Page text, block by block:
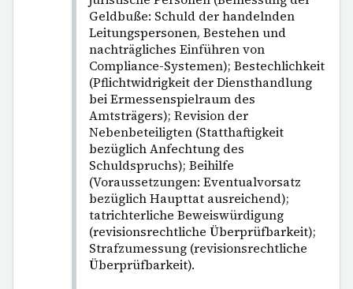
Geldbuße: Schuld der handelnden
Leitungspersonen, Bestehen und
nachträgliches Einführen von
Compliance-Systemen); Bestechlichkeit
(Pflichtwidrigkeit der Diensthandlung
bei Ermessenspielraum des
Amtsträgers); Revision der
Nebenbeteiligten (Statthaftigkeit
bezüglich Anfechtung des
Schuldspruchs); Beihilfe
(Voraussetzungen: Eventualvorsatz
bezüglich Haupttat ausreichend);
tatrichterliche Beweiswürdigung
(revisionsrechtliche Überprüfbarkeit);
Strafzumessung (revisionsrechtliche
Überprüfbarkeit).